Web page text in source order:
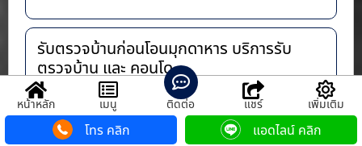
รับตรวจบ้านก่อนโอนมุกดาหาร บริการรับ
ตรวจบ้าน และ คอนโด
รับตรวจบ้านก่อนโอนมุกดาหาร โดย Plan A รับตรวจบ้าน.com
บริการรับตรวจบ้าน และ คอนโด ขอนแก่น อุดรธานี มหาสารคาม
กาฬสินธุ์ ชัยภูมิ และ ทั่วเขตภาคอีสาน รับตรวจบ้าน รับตรวจคอน
โด บินโดรนตรวจหลังคา ตรวจสถาปัตยกรรม ตรวจระเบียง ตรวจ
หน้าหลัก เมนู ติดต่อ แชร์ เพิ่มเติม
โทร คลิก แอดไลน์ คลิก